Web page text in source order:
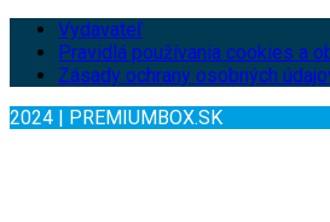
Vydavateľ
Pravidlá používania cookies a
Zásady ochrany osobných
2024 | PREMIUMBOX.SK